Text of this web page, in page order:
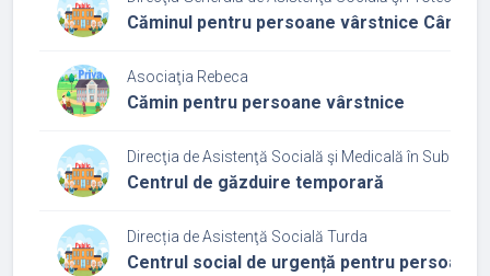
Căminul pentru persoane vârstnice Câmpia
Asociaţia Rebeca
Cămin pentru persoane vârstnice
Direcţia de Asistenţă Socială şi Medicală în
Centrul de găzduire temporară
Direcția de Asistenţă Socială Turda
Centrul social de urgență pentru persoane